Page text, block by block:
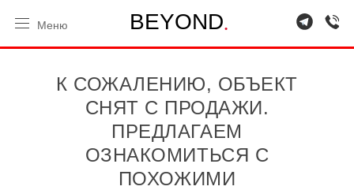
BEYOND.
Меню
К СОЖАЛЕНИЮ, ОБЪЕКТ
СНЯТ С ПРОДАЖИ.
ПРЕДЛАГАЕМ
ОЗНАКОМИТЬСЯ С
ПОХОЖИМИ